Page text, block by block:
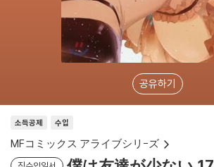
공유하기
소득공제 수입
MFコミックス アライブシリ-ズ